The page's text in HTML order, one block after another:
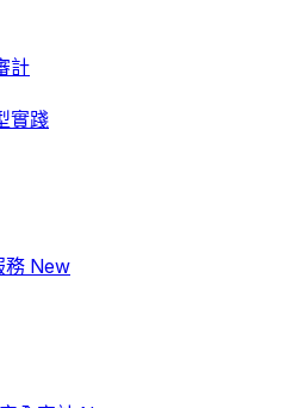
計
實踐
務 New